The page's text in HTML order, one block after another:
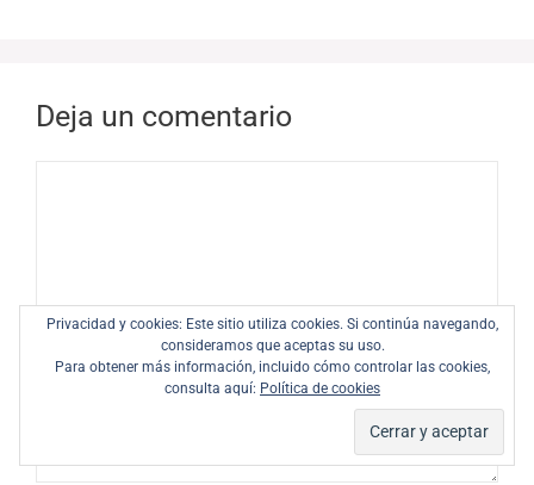
Deja un comentario
Privacidad y cookies: Este sitio utiliza cookies. Si continúa navegando,
consideramos que aceptas su uso.
Para obtener más información, incluido cómo controlar las cookies,
consulta aquí: Política de cookies